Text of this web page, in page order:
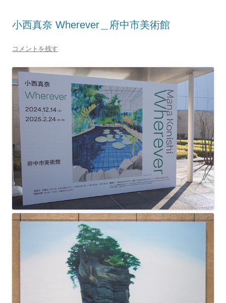
小西真奈 Wherever＿府中市美術館
コメントを残す